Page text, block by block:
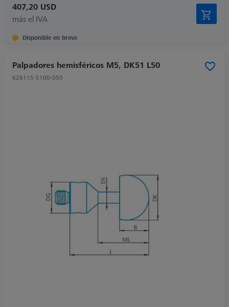
407,20 USD
más el IVA
Disponible en breve
Palpadores hemisféricos M5, DK51 L50
626115-5100-050